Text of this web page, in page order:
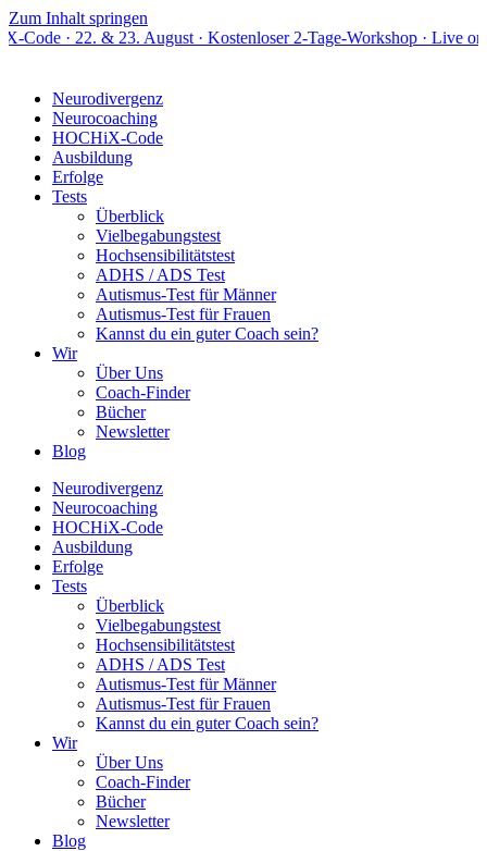
Zum Inhalt springen
& 23. August · Kostenloser 2-Tage-Workshop · Live online
Neurodivergenz
Neurocoaching
HOCHiX-Code
Ausbildung
Erfolge
Tests
Überblick
Vielbegabungstest
Hochsensibilitätstest
ADHS / ADS Test
Autismus-Test für Männer
Autismus-Test für Frauen
Kannst du ein guter Coach sein?
Wir
Über Uns
Coach-Finder
Bücher
Newsletter
Blog
Neurodivergenz
Neurocoaching
HOCHiX-Code
Ausbildung
Erfolge
Tests
Überblick
Vielbegabungstest
Hochsensibilitätstest
ADHS / ADS Test
Autismus-Test für Männer
Autismus-Test für Frauen
Kannst du ein guter Coach sein?
Wir
Über Uns
Coach-Finder
Bücher
Newsletter
Blog